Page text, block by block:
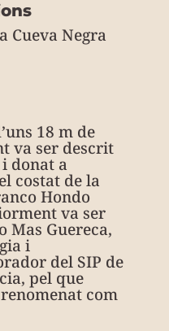
Cueva Negra
18 m de
va ser descrit
donat a
costat de la
Hondo
va ser
Mas Guereca,
i
del SIP de
pel que
com